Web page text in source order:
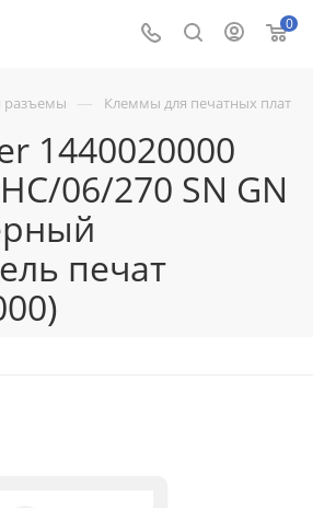
0
— Клеммы для печатных плат
1440020000
06/270 SN GN
печат